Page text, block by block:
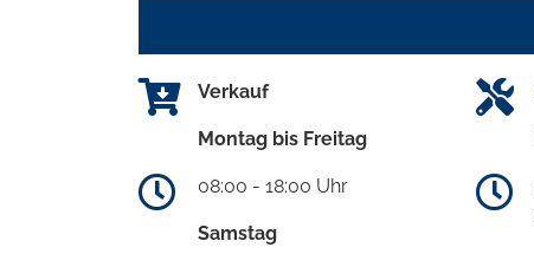
Verkauf
Montag bis Freitag
08:00 - 18:00 Uhr
Samstag